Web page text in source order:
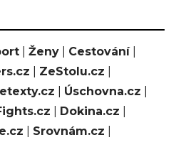
Ženy Cestování|
ZeStolu.cz
Úschovna.cz
Dokina.cz
Srovnám.cz